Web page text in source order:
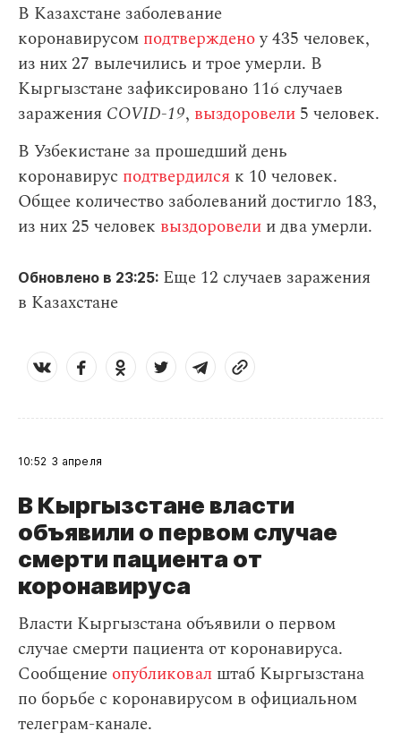
В Казахстане заболевание
коронавирусом подтвержденоу 435 человек,
из них 27 вылечились и трое умерли. В
Кыргызстане зафиксировано 116 случаев
заражения СOVID-19, выздоровели 5 человек.
В Узбекистане за прошедший день
коронавирус подтвердился к 10 человек.
Общее количество заболеваний достигло 183,
из них 25 человек выздоровели и два умерли.
Обновлено в 23:25: Еще 12 случаев заражения
в Казахстане
10:52 3 апреля
В Кыргызстане власти
объявили о первом случае
смерти пациента от
коронавируса
Власти Кыргызстана объявили о первом
случае смерти пациента от коронавируса.
Сообщение опубликовал штаб Кыргызстана
по борьбе с коронавирусом в официальном
телеграм-канале.